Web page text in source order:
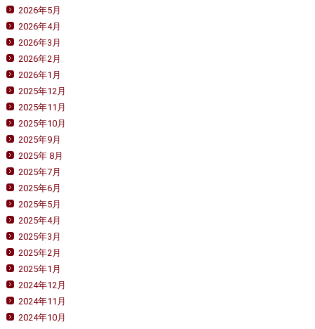
2026年5月
2026年4月
2026年3月
2026年2月
2026年1月
2025年12月
2025年11月
2025年10月
2025年9月
2025年 8月
2025年7月
2025年6月
2025年5月
2025年4月
2025年3月
2025年2月
2025年1月
2024年12月
2024年11月
2024年10月